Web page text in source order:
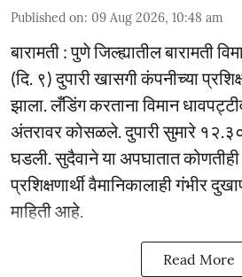
Published on: 09 Aug 2026, 10:48 am
बारामती : पुणे जिल्ह्यातील बारामती
(दि. ९) दुपारी खासगी कंपनीच्या
झाला. लँडिंग करताना विमान
अंतरावर कोसळले. दुपारी सुमारे
घडली. सुदैवाने या अपघातात कोणतीही
प्रशिक्षणार्थी वैमानिकालाही गंभीर
माहिती आहे.
Read More